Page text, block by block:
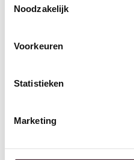
Noodzakelijk
Voorkeuren
Statistieken
Marketing